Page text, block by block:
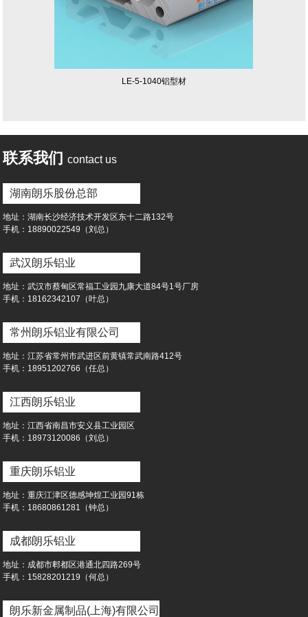
LE-5-1040铝型材
联系我们 contact us
湖南朗乐股份总部
地址：湖南⻓沙经济技术开发区东⼗⼆路132号
⼿机：18890022549（刘总）
武汉朗乐铝业
地址：武汉市蔡甸区常福⼯业园九康⼤道84号1号⼚房
⼿机：18162342107（叶总）
常州朗乐铝业有限公司
地址：江苏省常州市武进区前黄镇常武南路412号
⼿机：18951202766（任总）
江西朗乐铝业
地址：江西省南昌市安义县工业园区
⼿机：18973120086（刘总）
重庆朗乐铝业
地址：重庆江津区德感坤煌工业园91栋
⼿机：18680861281（钟总）
成都朗乐铝业
地址：成都市郫都区港通北四路269号
⼿机：15828201219（何总）
朗乐新金属制品(上海)有限公司